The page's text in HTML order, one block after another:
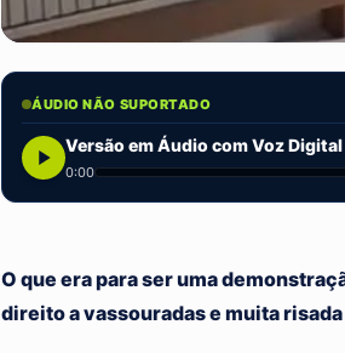
ÁUDIO NÃO SUPORTADO
Versão em Áudio com Voz Digital
0:00
O que era para ser uma
direito a vassouradas e muita risada